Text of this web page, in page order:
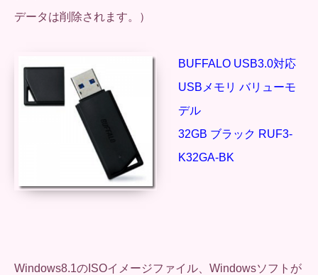
データは削除されます。）
BUFFALO USB3.0対応
USBメモリ バリューモ
デル
32GB ブラック RUF3-
K32GA-BK
Windows8.1のISOイメージファイル、Windowsソフトが